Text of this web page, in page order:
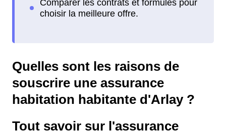
Quelles sont les raisons de
souscrire une assurance
habitation habitante d'Arlay ?
Tout savoir sur l'assurance